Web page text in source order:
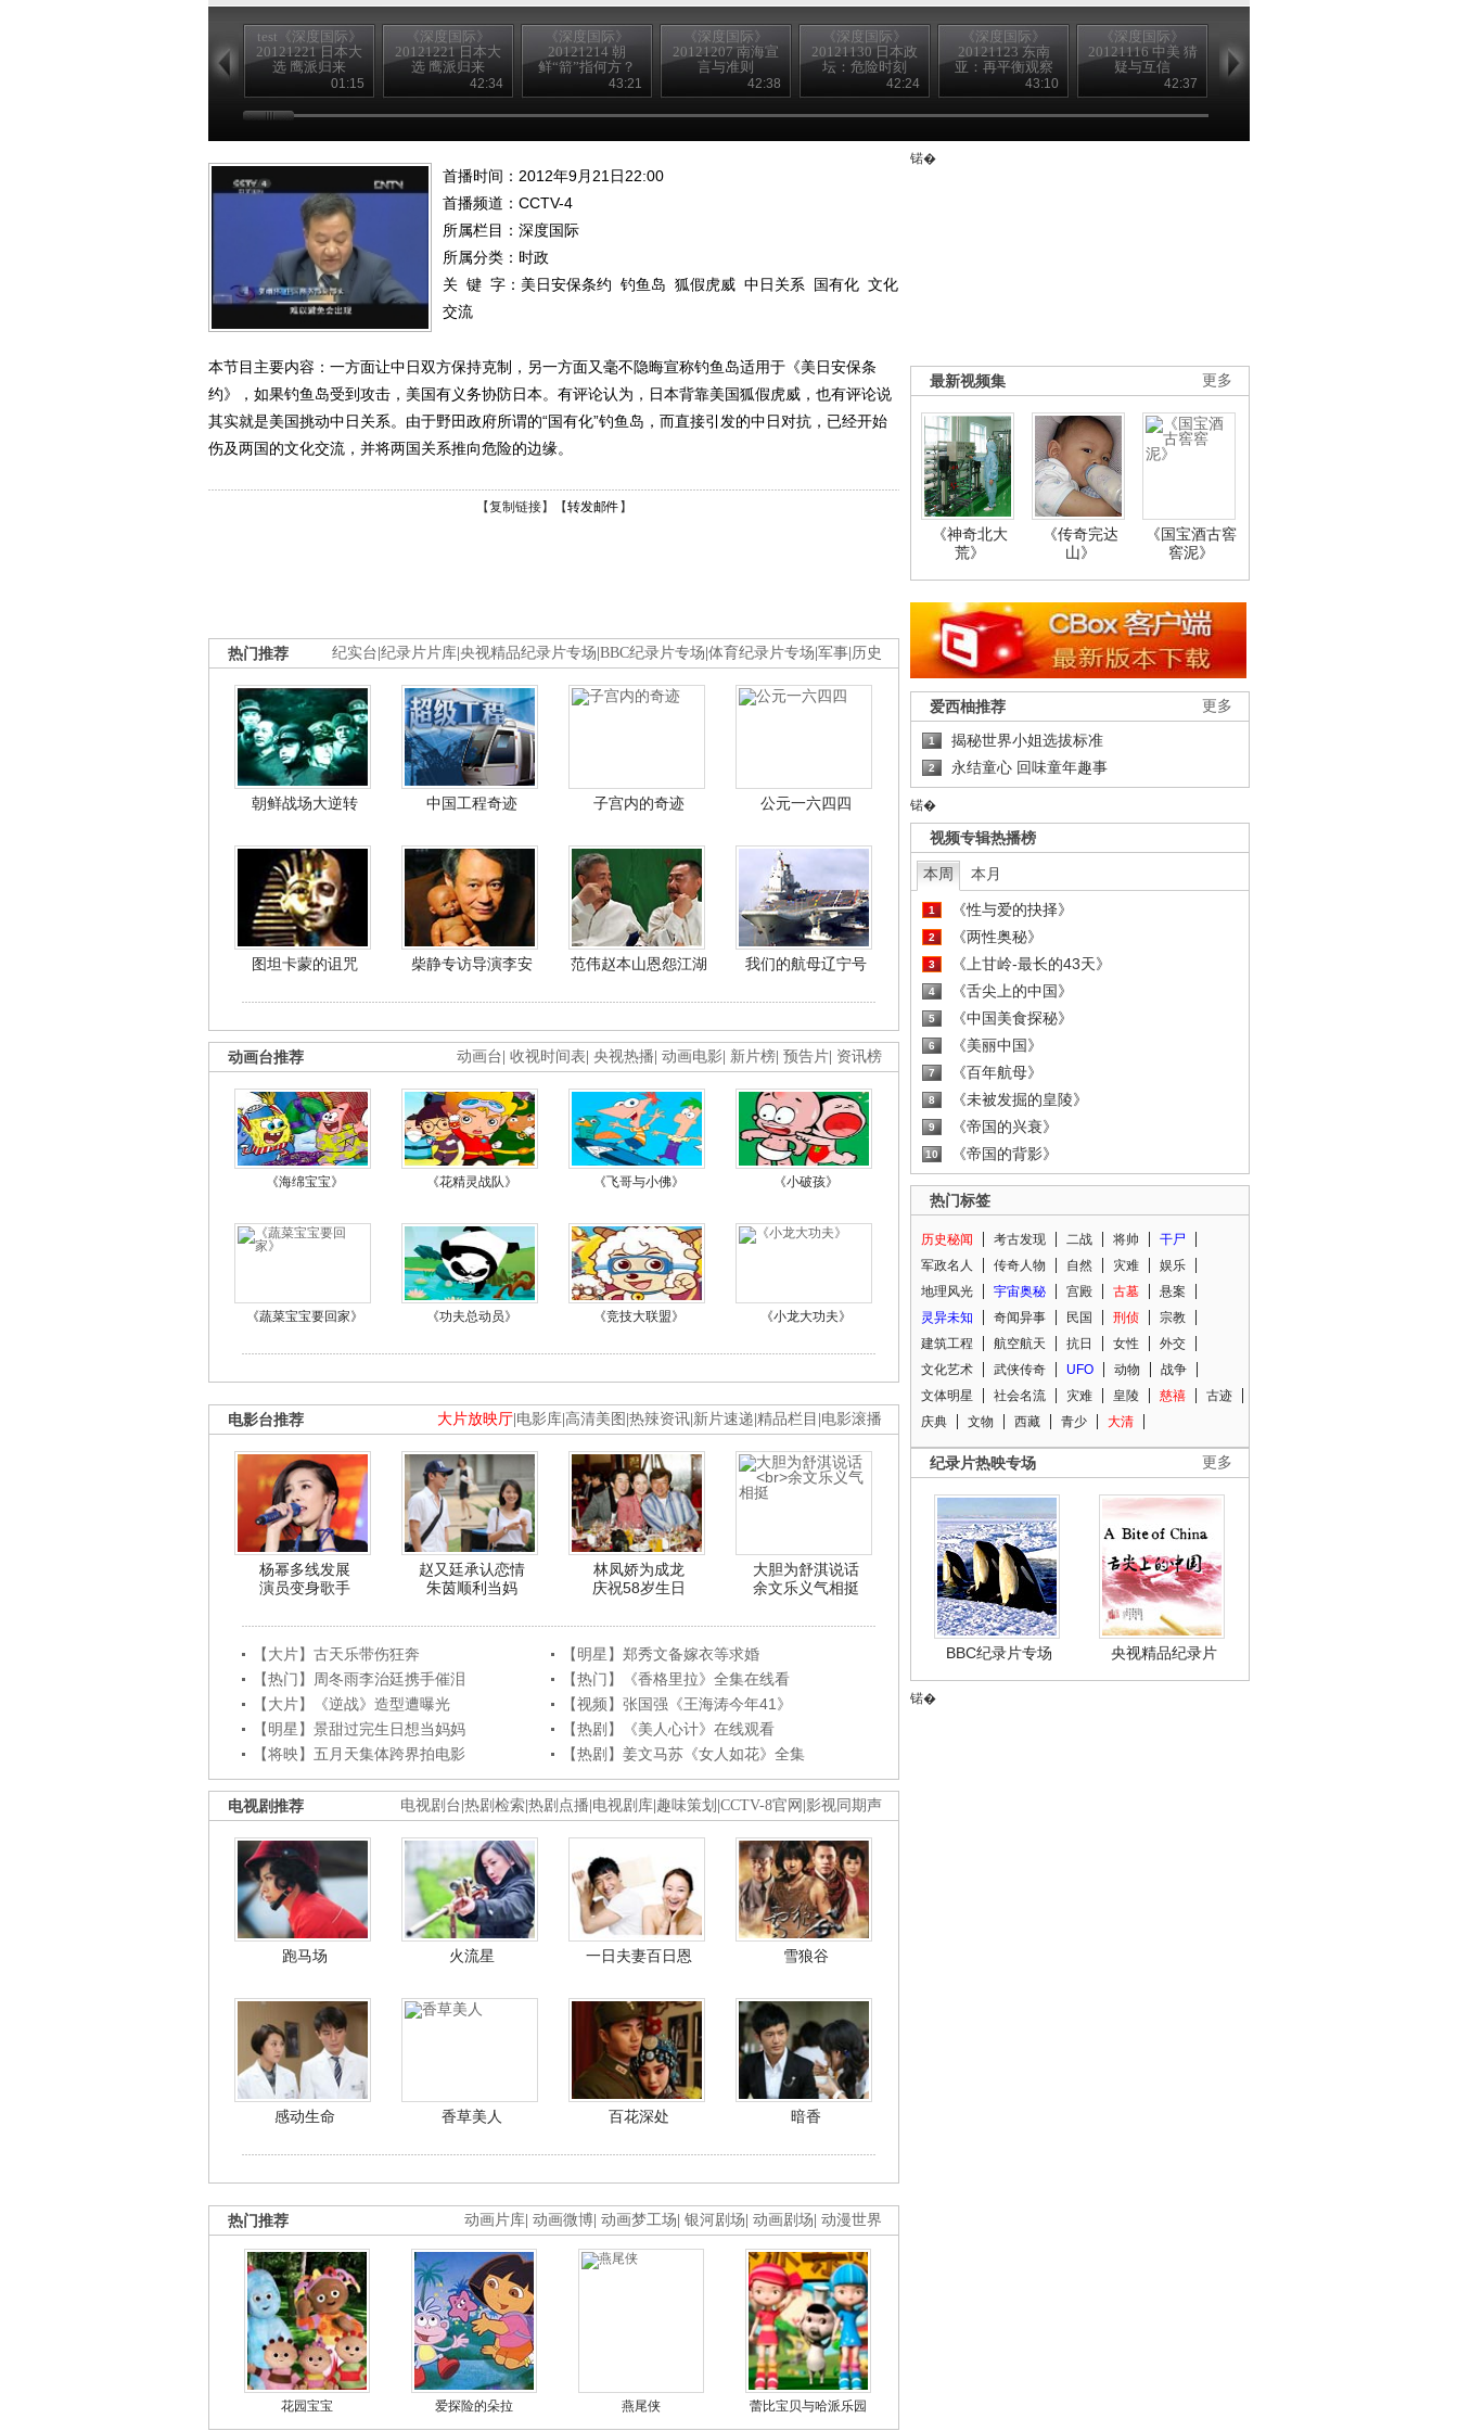
test《深度国际》
20121221 日本大
选 鹰派归来
01:15
《深度国际》
20121221 日本大
选 鹰派归来
42:34
《深度国际》
20121214 朝
鲜“箭”指何方？
43:21
《深度国际》
20121207 南海宣
言与准则
42:38
《深度国际》
20121130 日本政
坛：危险时刻
42:24
《深度国际》
20121123 东南
亚：再平衡观察
43:10
《深度国际》
20121116 中美 猜
疑与互信
42:37
20121109 战败之
首播时间：2012年9月21日22:00
首播频道： CCTV-4
所属栏目： 深度国际
所属分类：时政
关 键 字： 美日安保条约 钓鱼岛 狐假虎威 中日关系 国有化 文化
交流
本节目主要内容：一方面让中日双方保持克制，另一方面又毫不隐晦宣称钓鱼岛适用于《美日安保条
约》，如果钓鱼岛受到攻击，美国有义务协防日本。有评论认为，日本背靠美国狐假虎威，也有评论说
其实就是美国挑动中日关系。由于野田政府所谓的“国有化”钓鱼岛，而直接引发的中日对抗，已经开始
伤及两国的文化交流，并将两国关系推向危险的边缘。
【复制链接】【转发邮件 】
纪实台 纪录片片库 央视精品纪录片专场 BBC纪录片专场 体育纪录片专场 军事 历史
热门推荐
朝鲜战场大逆转 中国工程奇迹 子宫内的奇迹 公元一六四四
图坦卡蒙的诅咒 柴静专访导演李安 范伟赵本山恩怨江湖 我们的航母辽宁号
动画台 收视时间表 央视热播 动画电影 新片榜 预告片 资讯榜
动画台推荐
《海绵宝宝》 《花精灵战队》 《飞哥与小佛》 《小破孩》
《蔬菜宝宝要回家》 《功夫总动员》 《竞技大联盟》 《小龙大功夫》
大片放映厅 电影库 高清美图 热辣资讯 新片速递 精品栏目 电影滚播
电影台推荐
杨幂多线发展
演员变身歌手
赵又廷承认恋情
朱茵顺利当妈
林凤娇为成龙
庆祝58岁生日
大胆为舒淇说话
余文乐义气相挺
【大片】古天乐带伤狂奔
【明星】郑秀文备嫁衣等求婚
【热门】周冬雨李治廷携手催泪
【热门】《香格里拉》全集在线看
【大片】《逆战》造型遭曝光
【视频】张国强《王海涛今年41》
【明星】景甜过完生日想当妈妈
【热剧】《美人心计》在线观看
【将映】五月天集体跨界拍电影
【热剧】姜文马苏《女人如花》全集
电视剧台 热剧检索 热剧点播 电视剧库 趣味策划 CCTV-8官网 影视同期声
电视剧推荐
跑马场 火流星 一日夫妻百日恩 雪狼谷
感动生命 香草美人 百花深处 暗香
动画片库 动画微博 动画梦工场 银河剧场 动画剧场 动漫世界
热门推荐
花园宝宝 爱探险的朵拉 燕尾侠 蕾比宝贝与哈派乐园
锘�
更多
最新视频集
《神奇北大
荒》
《传奇完达
山》
《国宝酒古窖
窖泥》
更多
爱西柚推荐
1 揭秘世界小姐选拔标准
2 永结童心 回味童年趣事
锘�
视频专辑热播榜
本周 本月
1 《性与爱的抉择》
2 《两性奥秘》
3 《上甘岭-最长的43天》
4 《舌尖上的中国》
5 《中国美食探秘》
6 《美丽中国》
7 《百年航母》
8 《未被发掘的皇陵》
9 《帝国的兴衰》
10 《帝国的背影》
热门标签
历史秘闻 考古发现 二战 将帅
干尸
军政名人
传奇人物 自然 灾难
娱乐
地理风光
宇宙奥秘 宫殿 古墓
悬案
灵异未知
奇闻异事 民国 刑侦
宗教
建筑工程
航空航天 抗日 女性
外交
文化艺术
武侠传奇 UFO 动物
战争
文体明星
社会名流 灾难 皇陵 慈禧
古迹
庆典
文物 西藏 青少 大清
更多
纪录片热映专场
BBC纪录片专场 央视精品纪录片
锘�